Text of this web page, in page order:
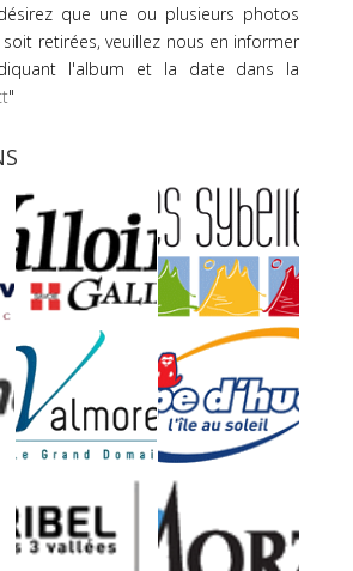
que une ou plusieurs photos
retirées, veuillez nous en informer
l'album et la date dans la
"